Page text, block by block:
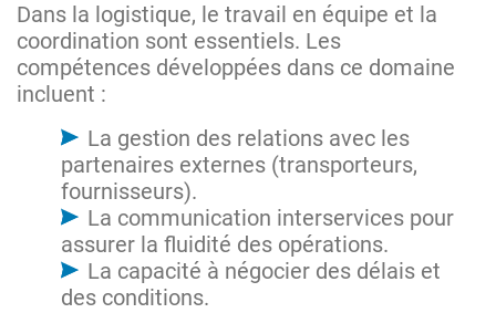
Dans la logistique, le travail en équipe et la
coordination sont essentiels. Les
compétences développées dans ce domaine
incluent :
La gestion des relations avec les
partenaires externes (transporteurs,
fournisseurs).
La communication interservices pour
assurer la fluidité des opérations.
La capacité à négocier des délais et
des conditions.